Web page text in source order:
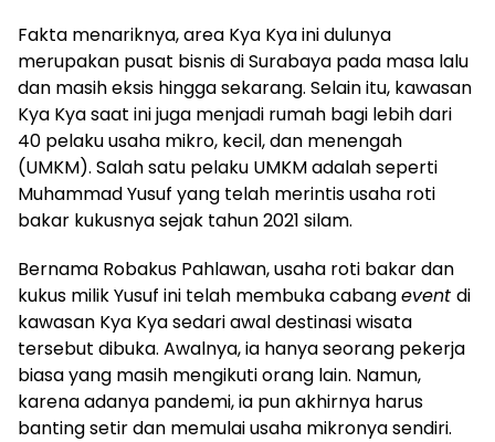
Fakta menariknya, area Kya Kya ini dulunya
merupakan pusat bisnis di Surabaya pada masa lalu
dan masih eksis hingga sekarang. Selain itu, kawasan
Kya Kya saat ini juga menjadi rumah bagi lebih dari
40 pelaku usaha mikro, kecil, dan menengah
(UMKM). Salah satu pelaku UMKM adalah seperti
Muhammad Yusuf yang telah merintis usaha roti
bakar kukusnya sejak tahun 2021 silam.
Bernama Robakus Pahlawan, usaha roti bakar dan
kukus milik Yusuf ini telah membuka cabangevent di
kawasan Kya Kya sedari awal destinasi wisata
tersebut dibuka. Awalnya, ia hanya seorang pekerja
biasa yang masih mengikuti orang lain. Namun,
karena adanya pandemi, ia pun akhirnya harus
banting setir dan memulai usaha mikronya sendiri.